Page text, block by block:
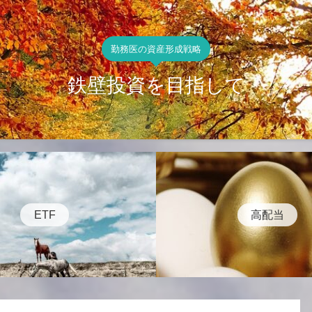
勤務医の資産形成戦略
鉄壁投資を目指して
ETF 高配当